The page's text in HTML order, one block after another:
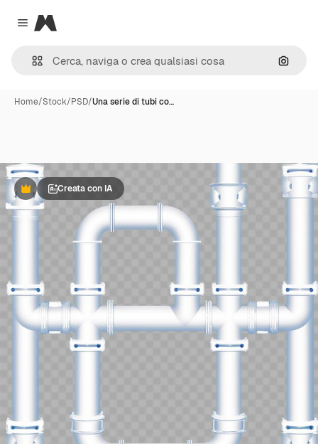
Close menu
Magnific
Cerca
Home/Stock/PSD/Una serie di tubi co…
PremiumCreata con IA